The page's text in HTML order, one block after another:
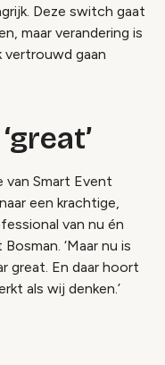
Deze switch gaat
maar verandering is
gaan
van Smart Event
een krachtige,
van nu én
‘Maar nu is
great. En daar hoort
als wij denken.’